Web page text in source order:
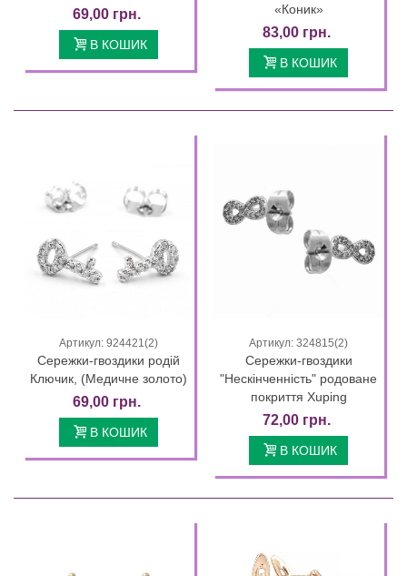
69,00 грн.
В КОШИК
«Коник»
83,00 грн.
В КОШИК
Артикул: 924421(2)
Сережки-гвоздики родій
Ключик, (Медичне золото)
69,00 грн.
В КОШИК
Артикул: 324815(2)
Сережки-гвоздики
"Нескінченність" родоване
покриття Xuping
72,00 грн.
В КОШИК